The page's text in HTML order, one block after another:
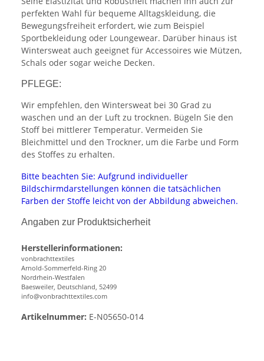
perfekten Wahl für bequeme Alltagskleidung, die
Bewegungsfreiheit erfordert, wie zum Beispiel
Sportbekleidung oder Loungewear. Darüber hinaus ist
Wintersweat auch geeignet für Accessoires wie Mützen,
Schals oder sogar weiche Decken.
PFLEGE:
Wir empfehlen, den Wintersweat bei 30 Grad zu
waschen und an der Luft zu trocknen. Bügeln Sie den
Stoff bei mittlerer Temperatur. Vermeiden Sie
Bleichmittel und den Trockner, um die Farbe und Form
des Stoffes zu erhalten.
Bitte beachten Sie: Aufgrund individueller
Bildschirmdarstellungen können die tatsächlichen
Farben der Stoffe leicht von der Abbildung abweichen.
Angaben zur Produktsicherheit
Herstellerinformationen:
vonbrachttextiles
Arnold-Sommerfeld-Ring 20
Nordrhein-Westfalen
Baesweiler, Deutschland, 52499
info@vonbrachttextiles.com
Artikelnummer: E-N05650-014